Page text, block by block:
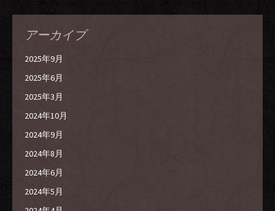
アーカイブ
2025年9月
2025年6月
2025年3月
2024年10月
2024年9月
2024年8月
2024年6月
2024年5月